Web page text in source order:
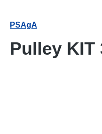
PSAgA
Pulley KIT